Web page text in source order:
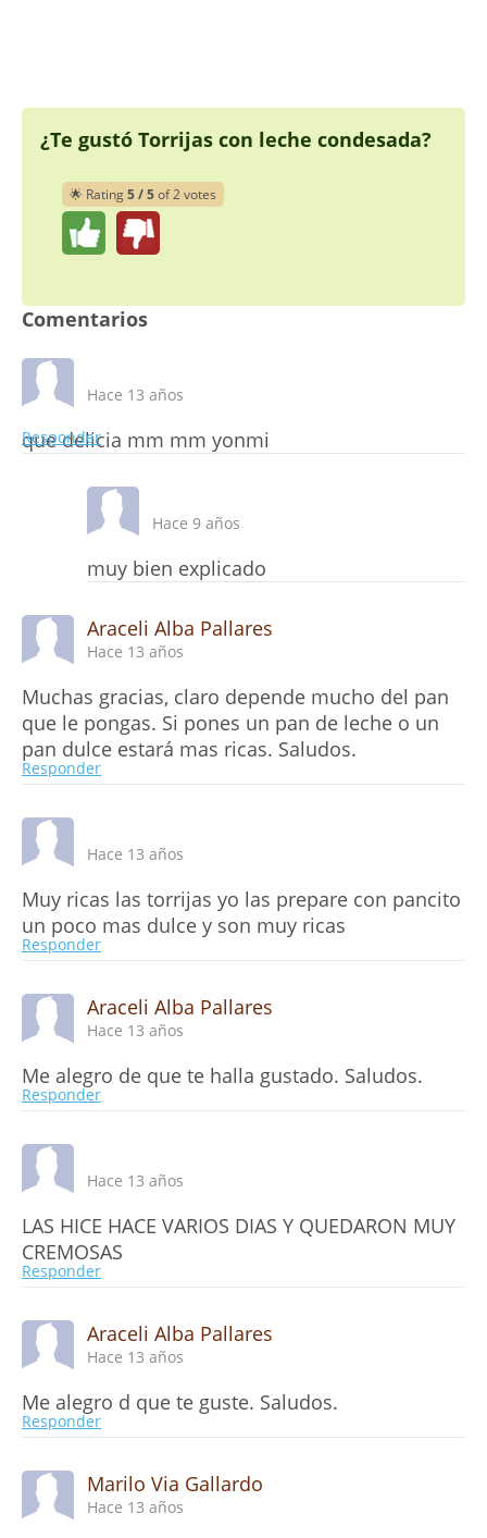
¿Te gustó Torrijas con leche condesada?
🌟 Rating5 / 5of 2 votes
Comentarios
Hace 13 años
que delicia mm mm yonmi
Responder
Hace 9 años
muy bien explicado
Araceli Alba Pallares
Hace 13 años
Muchas gracias, claro depende mucho del pan
que le pongas. Si pones un pan de leche o un
pan dulce estará mas ricas. Saludos.
Responder
Hace 13 años
Muy ricas las torrijas yo las prepare con pancito
un poco mas dulce y son muy ricas
Responder
Araceli Alba Pallares
Hace 13 años
Me alegro de que te halla gustado. Saludos.
Responder
Hace 13 años
LAS HICE HACE VARIOS DIAS Y QUEDARON MUY
CREMOSAS
Responder
Araceli Alba Pallares
Hace 13 años
Me alegro d que te guste. Saludos.
Responder
Marilo Via Gallardo
Hace 13 años